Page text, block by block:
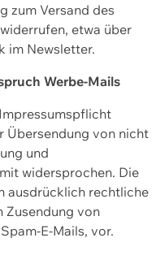
zum Versand des
etwa über
im Newsletter.
Werbe-Mails
von nicht
und
widersprochen. Die
ausdrücklich rechtliche
Zusendung von
E-Mails, vor.